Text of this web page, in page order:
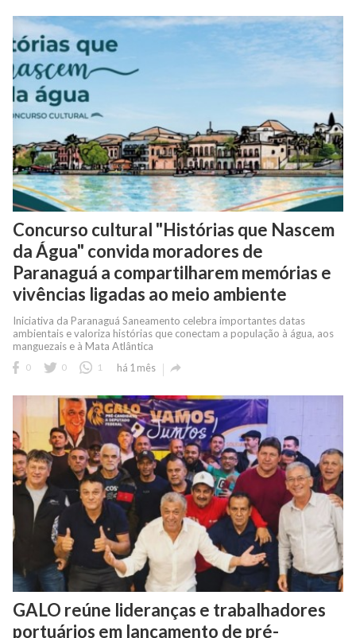
Concurso cultural "Histórias que Nascem
da Água" convida moradores de
Paranaguá a compartilharem memórias e
vivências ligadas ao meio ambiente
Iniciativa da Paranaguá Saneamento celebra importantes datas
ambientais e valoriza histórias que conectam a população à água, aos
manguezais e à Mata Atlântica
0 0 1 há 1 mês 
GALO reúne lideranças e trabalhadores
portuários em lançamento de pré-